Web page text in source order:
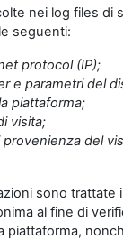
nei log files di
seguenti:
protocol (IP);
e parametri del
piattaforma;
visita;
provenienza del
sono trattate
al fine di
piattaforma,